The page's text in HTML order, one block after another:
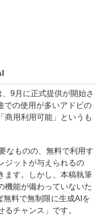
9月に正式提供が開始さ
での使用が多いアドビの
商用利用可能」というも
なものの、無料で利用す
ジットが与えられるの
ます。しかし、本稿執筆
機能が備わっていないた
無料で無制限に生成AIを
チャンス」です。